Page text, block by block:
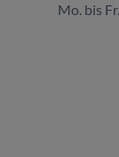
Mo. bis